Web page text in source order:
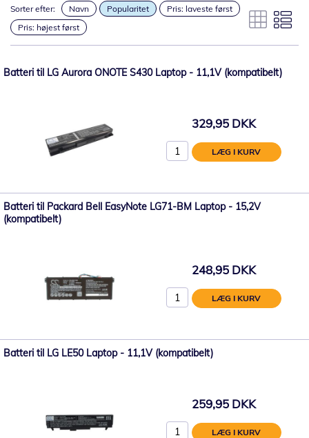
Sorter efter: Navn Popularitet
Pris: laveste først
Pris: højest først
Batteri til LG Aurora ONOTE S430 Laptop - 11,1V (kompatibelt)
329,95 DKK
LÆG I KURV
Batteri til Packard Bell EasyNote LG71-BM Laptop - 15,2V
(kompatibelt)
248,95 DKK
LÆG I KURV
Batteri til LG LE50 Laptop - 11,1V (kompatibelt)
259,95 DKK
LÆG I KURV